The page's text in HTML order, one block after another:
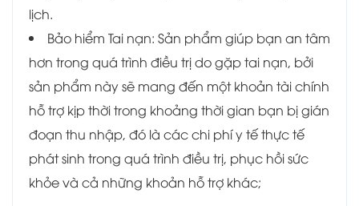
lịch.
Bảo hiểm Tai nạn: Sản phẩm giúp bạn an tâm
hơn trong quá trình điều trị do gặp tai nạn, bởi
sản phẩm này sẽ mang đến một khoản tài chính
hỗ trợ kịp thời trong khoảng thời gian bạn bị gián
đoạn thu nhập, đó là các chi phí y tế thực tế
phát sinh trong quá trình điều trị, phục hồi sức
khỏe và cả những khoản hỗ trợ khác;